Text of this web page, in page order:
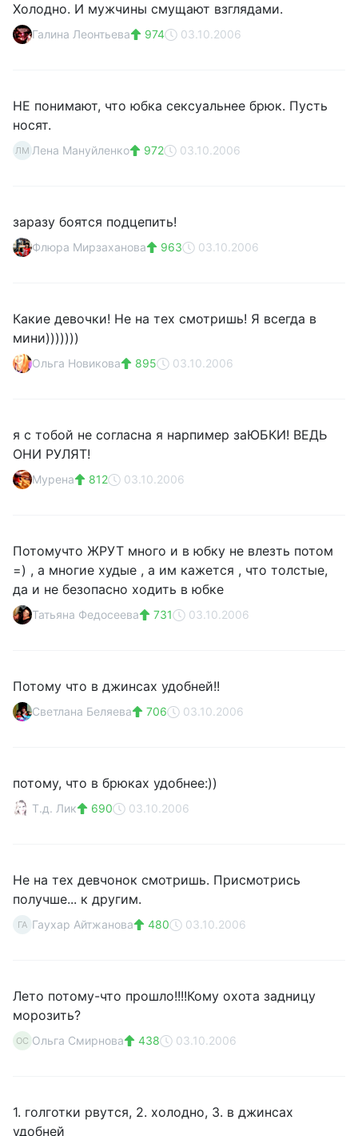
Холодно. И мужчины смущают взглядами.
Галина Леонтьева 974 03.10.2006
НЕ понимают, что юбка сексуальнее брюк. Пусть
носят.
ЛМ Лена Мануйленко 972 03.10.2006
заразу боятся подцепить!
Флюра Мирзаханова 963 03.10.2006
Какие девочки! Не на тех смотришь! Я всегда в
мини)))))))
Ольга Новикова 895 03.10.2006
я с тобой не согласна я нарпимер заЮБКИ! ВЕДЬ
ОНИ РУЛЯТ!
Мурена 812 03.10.2006
Потомучто ЖРУТ много и в юбку не влезть потом
=) , а многие худые , а им кажется , что толстые,
да и не безопасно ходить в юбке
Татьяна Федосеева 731 03.10.2006
Потому что в джинсах удобней!!
Светлана Беляева 706 03.10.2006
потому, что в брюках удобнее:))
Т.д. Лик 690 03.10.2006
Не на тех девчонок смотришь. Присмотрись
получше... к другим.
ГА Гаухар Айтжанова 480 03.10.2006
Лето потому-что прошло!!!!Кому охота задницу
морозить?
ОС Ольга Смирнова 438 03.10.2006
1. голготки рвутся, 2. холодно, 3. в джинсах
удобней